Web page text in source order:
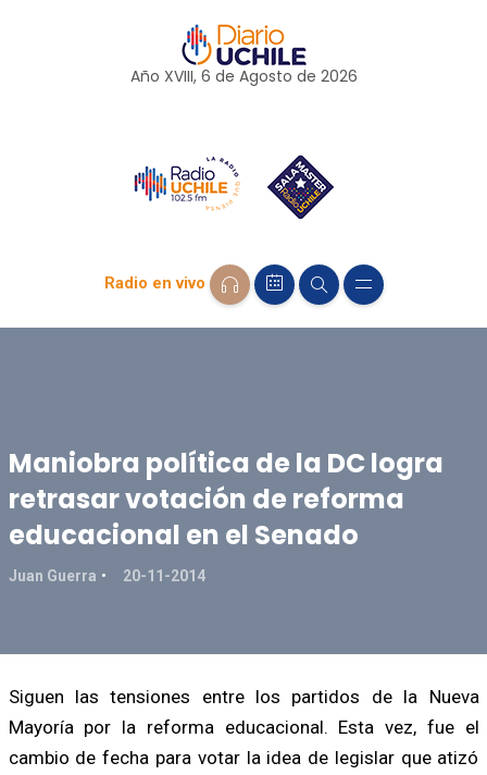
Año XVIII, 6 de Agosto de 2026
Radio en vivo
Maniobra política de la DC logra
retrasar votación de reforma
educacional en el Senado
Juan Guerra 20-11-2014
Siguen las tensiones entre los partidos de la Nueva
Mayoría por la reforma educacional. Esta vez, fue el
cambio de fecha para votar la idea de legislar que atizó